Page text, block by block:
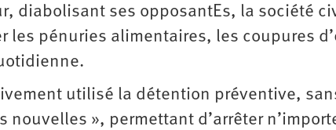
­diabolisant ses opposantEs, la société
les pénuries alimentaires, les coupures
utilisé la détention préventive,
nouvelles », permettant d’arrêter